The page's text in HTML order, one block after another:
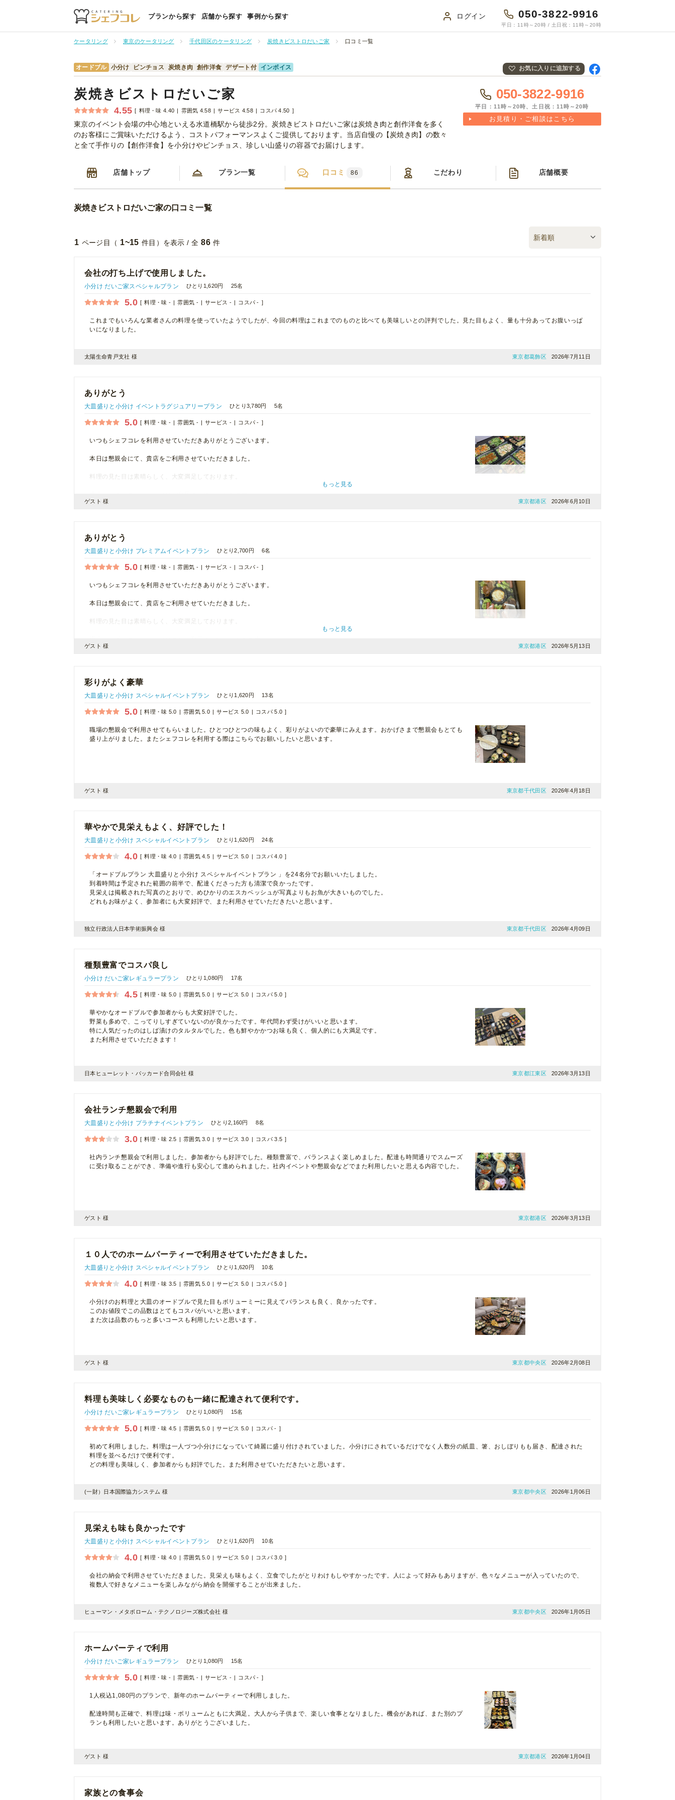
プランから探す 店舗から探す 事例から探す ログイン 050-3822-9916
平日：11時～20時 / 土日祝：11時～20時
ケータリング 東京のケータリング 千代田区のケータリング 炭焼きビストロだいご家 口コミ一覧
オードブル 小分け ピンチョス 炭焼き肉 創作洋食 デザート付 インボイス お気に入りに追加する
炭焼きビストロだいご家
4.55 料理・味 4.40 雰囲気 4.58 サービス 4.58 コスパ 4.50
東京のイベント会場の中心地といえる水道橋駅から徒歩2分。炭焼きビストロだいご家は炭焼き肉と創作洋食を多く
のお客様にご賞味いただけるよう、コストパフォーマンスよくご提供しております。当店自慢の【炭焼き肉】の数々
と全て手作りの【創作洋食】を小分けやピンチョス、珍しい山盛りの容器でお届けします。
050-3822-9916
平日：11時～20時、土日祝：11時～20時
お見積り・ご相談はこちら
店舗トップ プラン一覧 口コミ 86 こだわり 店舗概要
炭焼きビストロだいご家の口コミ一覧
1 ページ目（ 1~15 件目）を表示 / 全 86 件
会社の打ち上げで使用しました。
小分け だいご家スペシャルプラン ひとり1,620円 25名
5.0 料理・味 - 雰囲気 - サービス - コスパ -
これまでもいろんな業者さんの料理を使っていたようでしたが、今回の料理はこれまでのものと比べても美味しいとの評判でした。見た目もよく、量も十分あってお腹いっぱ
いになりました。
太陽生命青戸支社 様 2026年7月11日
東京都葛飾区
ありがとう
大皿盛りと小分け イベントラグジュアリープラン ひとり3,780円 5名
5.0 料理・味 - 雰囲気 - サービス - コスパ -
いつもシェフコレを利用させていただきありがとうございます。
本日は懇親会にて、貴店をご利用させていただきました。
料理の見た目は素晴らしく、大変満足しております。
もっと見る
ゲスト 様 2026年6月10日
東京都港区
ありがとう
大皿盛りと小分け プレミアムイベントプラン ひとり2,700円 6名
5.0 料理・味 - 雰囲気 - サービス - コスパ -
いつもシェフコレを利用させていただきありがとうございます。
本日は懇親会にて、貴店をご利用させていただきました。
料理の見た目は素晴らしく、大変満足しております。
もっと見る
ゲスト 様 2026年5月13日
東京都港区
彩りがよく豪華
大皿盛りと小分け スペシャルイベントプラン ひとり1,620円 13名
5.0 料理・味 5.0 雰囲気 5.0 サービス 5.0 コスパ 5.0
職場の懇親会で利用させてもらいました。ひとつひとつの味もよく、彩りがよいので豪華にみえます。おかげさまで懇親会もとても
盛り上がりました。またシェフコレを利用する際はこちらでお願いしたいと思います。
ゲスト 様 2026年4月18日
東京都千代田区
華やかで見栄えもよく、好評でした！
大皿盛りと小分け スペシャルイベントプラン ひとり1,620円 24名
4.0 料理・味 4.0 雰囲気 4.5 サービス 5.0 コスパ 4.0
「オードブルプラン 大皿盛りと小分け スペシャルイベントプラン 」を24名分でお願いいたしました。
到着時間は予定された範囲の前半で、配達くださった方も清潔で良かったです。
見栄えは掲載された写真のとおりで、めひかりのエスカベッシュが写真よりもお魚が大きいものでした。
どれもお味がよく、参加者にも大変好評で、また利用させていただきたいと思います。
独立行政法人日本学術振興会 様 2026年4月09日
東京都千代田区
種類豊富でコスパ良し
小分け だいご家レギュラープラン ひとり1,080円 17名
4.5 料理・味 5.0 雰囲気 5.0 サービス 5.0 コスパ 5.0
華やかなオードブルで参加者からも大変好評でした。
野菜も多めで、こってりしすぎていないのが良かったです。年代問わず受けがいいと思います。
特に人気だったのはしば漬けのタルタルでした。色も鮮やかかつお味も良く、個人的にも大満足です。
また利用させていただきます！
日本ヒューレット・パッカード合同会社 様 2026年3月13日
東京都江東区
会社ランチ懇親会で利用
大皿盛りと小分け プラチナイベントプラン ひとり2,160円 8名
3.0 料理・味 2.5 雰囲気 3.0 サービス 3.0 コスパ 3.5
社内ランチ懇親会で利用しました。参加者からも好評でした。種類豊富で、バランスよく楽しめました。配達も時間通りでスムーズ
に受け取ることができ、準備や進行も安心して進められました。社内イベントや懇親会などでまた利用したいと思える内容でした。
ゲスト 様 2026年3月13日
東京都港区
１０人でのホームパーティーで利用させていただきました。
大皿盛りと小分け スペシャルイベントプラン ひとり1,620円 10名
4.0 料理・味 3.5 雰囲気 5.0 サービス 5.0 コスパ 5.0
小分けのお料理と大皿のオードブルで見た目もボリューミーに見えてバランスも良く、良かったです。
このお値段でこの品数はとてもコスパがいいと思います。
また次は品数のもっと多いコースも利用したいと思います。
ゲスト 様 2026年2月08日
東京都中央区
料理も美味しく必要なものも一緒に配達されて便利です。
小分け だいご家レギュラープラン ひとり1,080円 15名
5.0 料理・味 4.5 雰囲気 5.0 サービス 5.0 コスパ -
初めて利用しました。料理は一人づつ小分けになっていて綺麗に盛り付けされていました。小分けにされているだけでなく人数分の紙皿、箸、おしぼりもも届き、配達された
料理を並べるだけで便利です。
どの料理も美味しく、参加者からも好評でした。また利用させていただきたいと思います。
(一財）日本国際協力システム 様 2026年1月06日
東京都中央区
見栄えも味も良かったです
大皿盛りと小分け スペシャルイベントプラン ひとり1,620円 10名
4.0 料理・味 4.0 雰囲気 5.0 サービス 5.0 コスパ 3.0
会社の納会で利用させていただきました。見栄えも味もよく、立食でしたがとりわけもしやすかったです。人によって好みもありますが、色々なメニューが入っていたので、
複数人で好きなメニューを楽しみながら納会を開催することが出来ました。
ヒューマン・メタボローム・テクノロジーズ株式会社 様 2026年1月05日
東京都中央区
ホームパーティで利用
小分け だいご家レギュラープラン ひとり1,080円 15名
5.0 料理・味 - 雰囲気 - サービス - コスパ -
1人税込1,080円のプランで、新年のホームパーティーで利用しました。
配達時間も正確で、料理は味・ボリュームともに大満足。大人から子供まで、楽しい食事となりました。機会があれば、また別のプ
ランも利用したいと思います。ありがとうございました。
ゲスト 様 2026年1月04日
東京都港区
家族との食事会